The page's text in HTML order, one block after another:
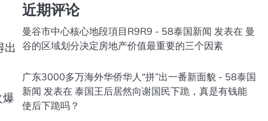
出
近期评论
曼谷市中心核心地段項目R9R9 - 58泰国新闻 发表在 曼
谷的区域划分决定房地产价值最重要的三个因素
广东3000多万海外华侨华人“拼”出一番新面貌 - 58泰国
新闻 发表在 泰国王后居然向谢国民下跪，真是有钱能
使后下跪吗？